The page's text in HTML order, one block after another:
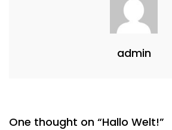
admin
One thought on “Hallo Welt!”